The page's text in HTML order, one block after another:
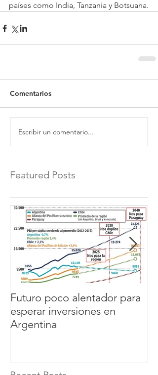
países como India, Tanzania y Botsuana.
Comentarios
Escribir un comentario...
Featured Posts
Futuro poco alentador para
esperar inversiones en
Argentina